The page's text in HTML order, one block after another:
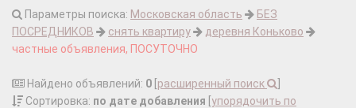
Параметры поиска: Московская область
БЕЗ
ПОСРЕДНИКОВ
снять квартиру
деревня Коньково
частные объявления, ПОСУТОЧНО
Найдено объявлений: 0 расширенный поиск
Сортировка: по дате добавления упорядочить по